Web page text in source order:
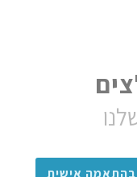
בהתאמה אישית